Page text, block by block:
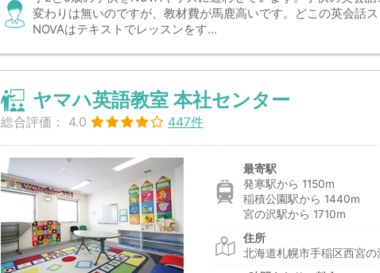
変わりは無いのですが、教材費が馬鹿高いです。どこの英会話
NOVAはテキストでレッスンをす...
ヤマハ英語教室 本社センター
総合評価： 4.0 447件
最寄駅
発寒駅から 1150m
稲積公園駅から 1440m
宮の沢駅から 1710m
住所
北海道札幌市手稲区西宮の